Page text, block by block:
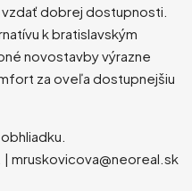
dobrej dostupnosti.
k bratislavským
novostavby výrazne
za oveľa dostupnejšiu
| mruskovicova@neoreal.sk